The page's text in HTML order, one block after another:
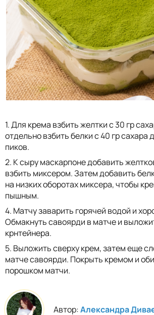
1. Для крема взбить желтки с 30 гр
отдельно взбить белки с 40 гр сахара
пиков.
2. К сыру маскарпоне добавить
взбить миксером. Затем добавить
на низких оборотах миксера, чтобы
пышным.
4. Матчу заварить горячей водой и
Обмакнуть савоярди в матче и
крнтейнера.
5. Выложить сверху крем, затем еще
матче савоярди. Покрыть кремом и
порошком матчи.
Автор:Александра